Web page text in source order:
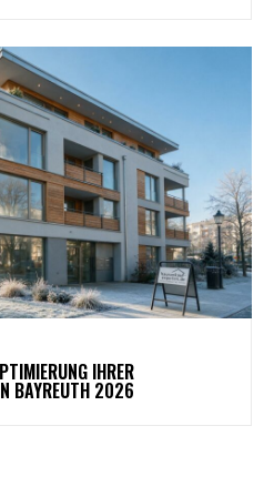
IHRER
BAYREUTH 2026